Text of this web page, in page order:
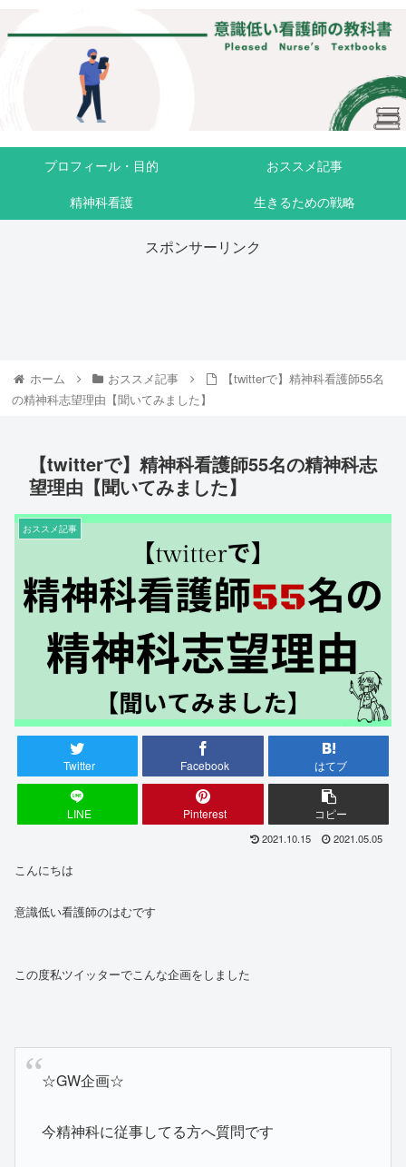
プロフィール・目的
おススメ記事
精神科看護
生きるための戦略
スポンサーリンク
ホーム おススメ記事
【twitterで】精神科看護師55名
の精神科志望理由【聞いてみました】
【twitterで】精神科看護師55名の精神科志
望理由【聞いてみました】
おススメ記事
Twitter Facebook はてブ
LINE Pinterest コピー
2021.10.15 2021.05.05
こんにちは
意識低い看護師のはむです
この度私ツイッターでこんな企画をしました
☆GW企画☆
今精神科に従事してる方へ質問です